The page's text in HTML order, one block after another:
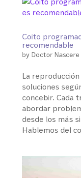
Coito
recomendable
by Doctor Nascere
La
soluciones
concebir. Cada
abordar
desde los más
Hablemos del